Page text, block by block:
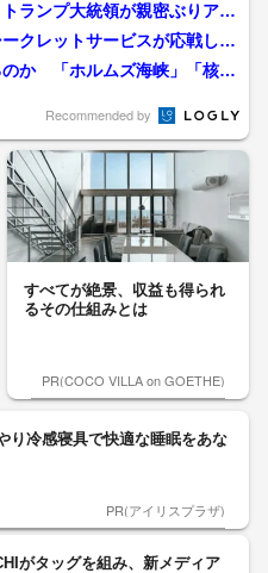
ランプ大統領が親密ぶりアピ
クレットサービスが応戦し21
か 「ホルムズ海峡」「核」
Recommended by
すべてが絶景、収益も得られ
るその仕組みとは
PR(COCO VILLA on GOETHE)
り冷感寝具で快適な睡眠をあな
PR(アイリスプラザ)
がタッグを組み、新メディア